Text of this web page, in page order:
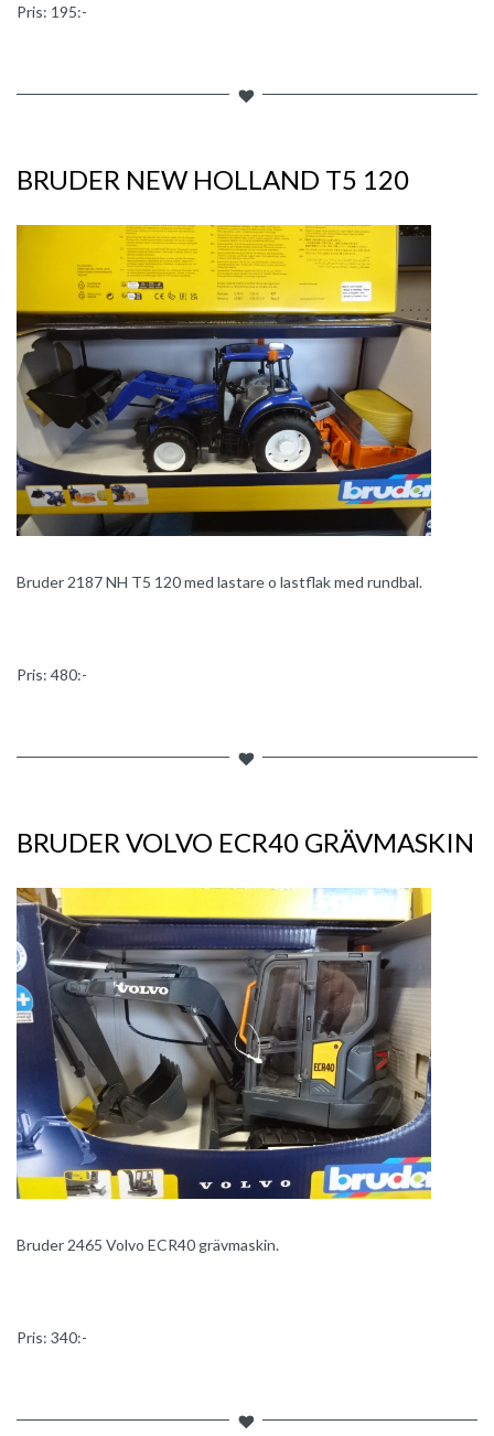
Pris: 195:-
BRUDER NEW HOLLAND T5 120
Bruder 2187 NH T5 120 med lastare o lastflak med rundbal.
Pris: 480:-
BRUDER VOLVO ECR40 GRÄVMASKIN
Bruder 2465 Volvo ECR40 grävmaskin.
Pris: 340:-